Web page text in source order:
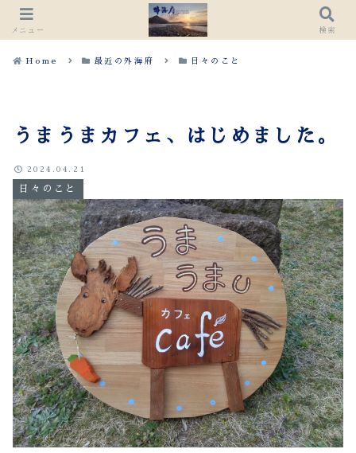
Home 最近の外海府 日々のこと
うまうまカフェ、はじめました。
日々のこと
2024.04.21
メニュー 検索